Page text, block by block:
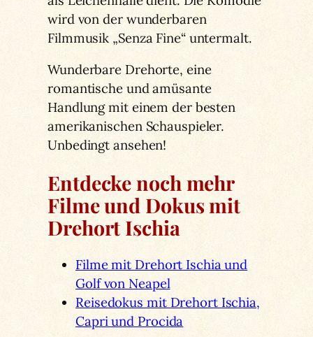
wird von der wunderbaren
Filmmusik „Senza Fine“ untermalt.
Wunderbare Drehorte, eine
romantische und amüsante
Handlung mit einem der besten
amerikanischen Schauspieler.
Unbedingt ansehen!
Entdecke noch mehr
Filme und Dokus mit
Drehort Ischia
Filme mit Drehort Ischia und
Golf von Neapel
Reisedokus mit Drehort Ischia,
Capri und Procida